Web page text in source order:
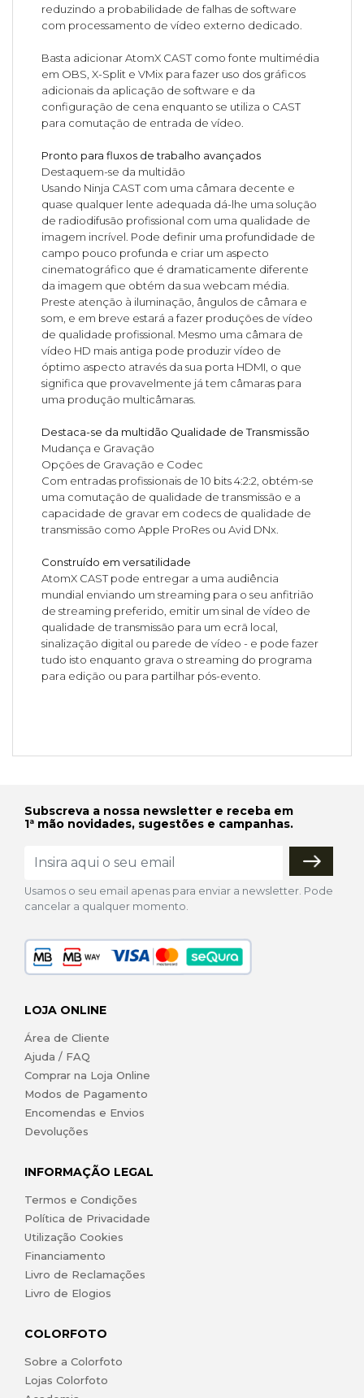
reduzindo a probabilidade de falhas de software
com processamento de vídeo externo dedicado.
Basta adicionar AtomX CAST como fonte multimédia
em OBS, X-Split e VMix para fazer uso dos gráficos
adicionais da aplicação de software e da
configuração de cena enquanto se utiliza o CAST
para comutação de entrada de vídeo.
Pronto para fluxos de trabalho avançados
Destaquem-se da multidão
Usando Ninja CAST com uma câmara decente e
quase qualquer lente adequada dá-lhe uma solução
de radiodifusão profissional com uma qualidade de
imagem incrível. Pode definir uma profundidade de
campo pouco profunda e criar um aspecto
cinematográfico que é dramaticamente diferente
da imagem que obtém da sua webcam média.
Preste atenção à iluminação, ângulos de câmara e
som, e em breve estará a fazer produções de vídeo
de qualidade profissional. Mesmo uma câmara de
vídeo HD mais antiga pode produzir vídeo de
óptimo aspecto através da sua porta HDMI, o que
significa que provavelmente já tem câmaras para
uma produção multicâmaras.
Destaca-se da multidão Qualidade de Transmissão
Mudança e Gravação
Opções de Gravação e Codec
Com entradas profissionais de 10 bits 4:2:2, obtém-se
uma comutação de qualidade de transmissão e a
capacidade de gravar em codecs de qualidade de
transmissão como Apple ProRes ou Avid DNx.
Construído em versatilidade
AtomX CAST pode entregar a uma audiência
mundial enviando um streaming para o seu anfitrião
de streaming preferido, emitir um sinal de vídeo de
qualidade de transmissão para um ecrã local,
sinalização digital ou parede de vídeo - e pode fazer
tudo isto enquanto grava o streaming do programa
para edição ou para partilhar pós-evento.
Subscreva a nossa newsletter e receba em
1ª mão novidades, sugestões e campanhas.
Usamos o seu email apenas para enviar a newsletter. Pode
cancelar a qualquer momento.
LOJA ONLINE
Área de Cliente
Ajuda / FAQ
Comprar na Loja Online
Modos de Pagamento
Encomendas e Envios
Devoluções
INFORMAÇÃO LEGAL
Termos e Condições
Política de Privacidade
Utilização Cookies
Financiamento
Livro de Reclamações
Livro de Elogios
COLORFOTO
Sobre a Colorfoto
Lojas Colorfoto